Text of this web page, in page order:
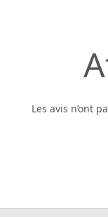
Les avis n’ont